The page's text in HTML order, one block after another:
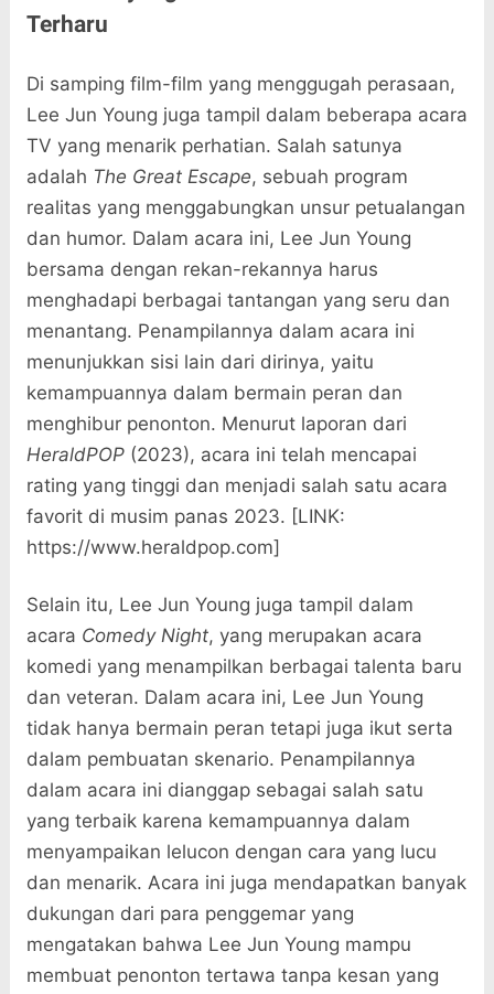
Terharu
Di samping film-film yang menggugah perasaan,
Lee Jun Young juga tampil dalam beberapa acara
TV yang menarik perhatian. Salah satunya
adalah The Great Escape, sebuah program
realitas yang menggabungkan unsur petualangan
dan humor. Dalam acara ini, Lee Jun Young
bersama dengan rekan-rekannya harus
menghadapi berbagai tantangan yang seru dan
menantang. Penampilannya dalam acara ini
menunjukkan sisi lain dari dirinya, yaitu
kemampuannya dalam bermain peran dan
menghibur penonton. Menurut laporan dari
HeraldPOP(2023), acara ini telah mencapai
rating yang tinggi dan menjadi salah satu acara
favorit di musim panas 2023. [LINK:
https://www.heraldpop.com]
Selain itu, Lee Jun Young juga tampil dalam
acara Comedy Night, yang merupakan acara
komedi yang menampilkan berbagai talenta baru
dan veteran. Dalam acara ini, Lee Jun Young
tidak hanya bermain peran tetapi juga ikut serta
dalam pembuatan skenario. Penampilannya
dalam acara ini dianggap sebagai salah satu
yang terbaik karena kemampuannya dalam
menyampaikan lelucon dengan cara yang lucu
dan menarik. Acara ini juga mendapatkan banyak
dukungan dari para penggemar yang
mengatakan bahwa Lee Jun Young mampu
membuat penonton tertawa tanpa kesan yang